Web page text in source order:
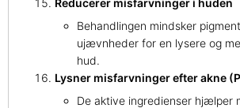
Behandlingen mindsker
ujævnheder for en lysere og
hud.
Lysner misfarvninger efter akne
De aktive ingredienser hjælper